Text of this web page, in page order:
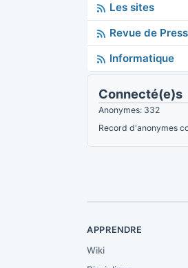
Les sites
Revue de
Informatique
Connecté(e)s
Anonymes: 332
Record d'anonymes
APPRENDRE
Wiki